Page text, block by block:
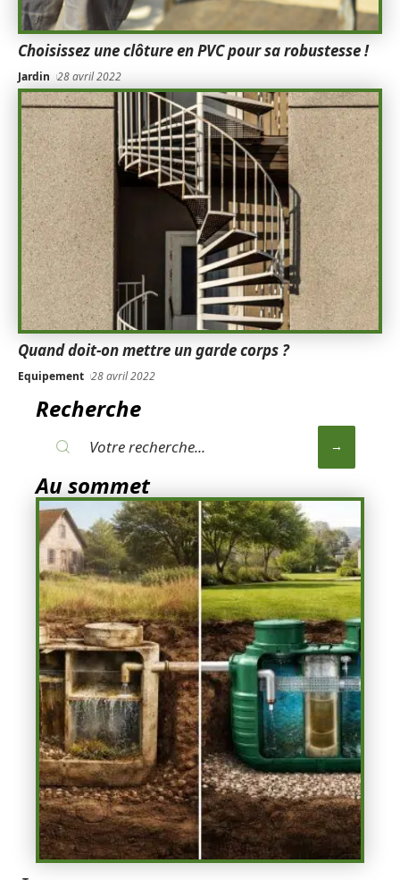
Choisissez une clôture en PVC pour sa robustesse !
Jardin 28 avril 2022
Quand doit-on mettre un garde corps ?
Equipement 28 avril 2022
Recherche
Au sommet